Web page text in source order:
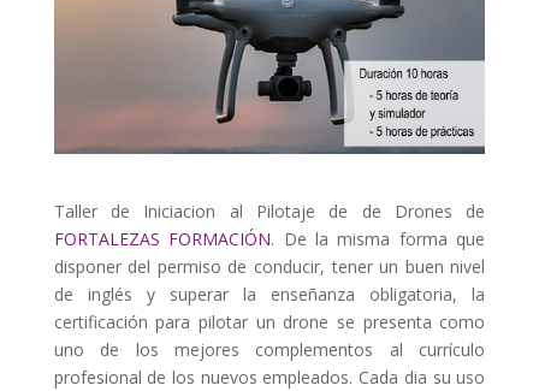
Taller de Iniciacion al Pilotaje de de Drones de
FORTALEZAS FORMACIÓN. De la misma forma que
disponer del permiso de conducir, tener un buen nivel
de inglés y superar la enseñanza obligatoria, la
certificación para pilotar un drone se presenta como
uno de los mejores complementos al currículo
profesional de los nuevos empleados. Cada dia su uso